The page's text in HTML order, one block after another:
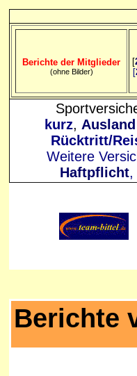
Berichte der Mitglieder
(ohne Bilder)
[
[
kurz,
Rücktritt/
Weitere
Haftpflicht,
Berichte